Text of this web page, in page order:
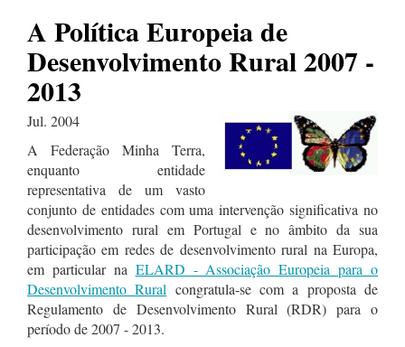
A Política Europeia de
Desenvolvimento Rural 2007 -
2013
Jul. 2004
A Federação Minha Terra,
enquanto entidade
representativa de um vasto
conjunto de entidades com uma intervenção significativa no
desenvolvimento rural em Portugal e no âmbito da sua
participação em redes de desenvolvimento rural na Europa,
em particular na ELARD - Associação Europeia para o
Desenvolvimento Rural congratula-se com a proposta de
Regulamento de Desenvolvimento Rural (RDR) para o
período de 2007 - 2013.